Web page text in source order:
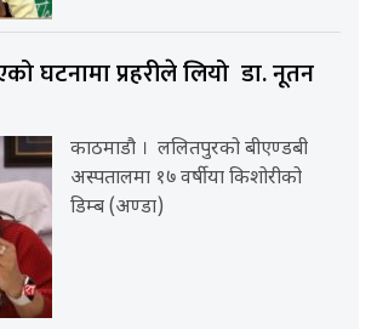
घटनामा प्रहरीले लियो डा. नूतन
काठमाडौ । ललितपुरको बीएण्डबी
अस्पतालमा १७ वर्षीया किशोरीको
डिम्ब (अण्डा)